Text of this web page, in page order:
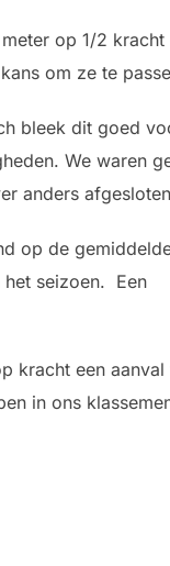
op 1/2 kracht
om ze te
bleek dit goed
We waren
anders
op de
het seizoen. Een
kracht een aanval
in ons